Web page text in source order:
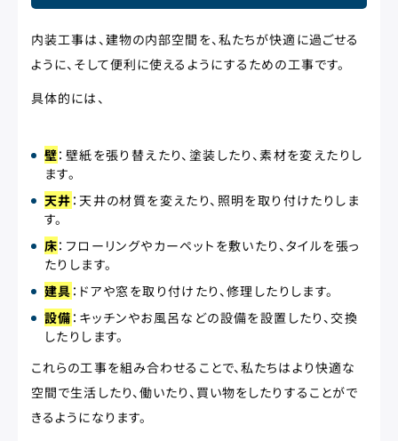
内装工事は、建物の内部空間を、私たちが快適に過ごせる
ように、そして便利に使えるようにするための工事です。
具体的には、
壁：壁紙を張り替えたり、塗装したり、素材を変えたりし
ます。
天井 ：天井の材質を変えたり、照明を取り付けたりしま
す。
床：フローリングやカーペットを敷いたり、タイルを張っ
たりします。
建具 ：ドアや窓を取り付けたり、修理したりします。
設備 ：キッチンやお風呂などの設備を設置したり、交換
したりします。
これらの工事を組み合わせることで、私たちはより快適な
空間で生活したり、働いたり、買い物をしたりすることがで
きるようになります。